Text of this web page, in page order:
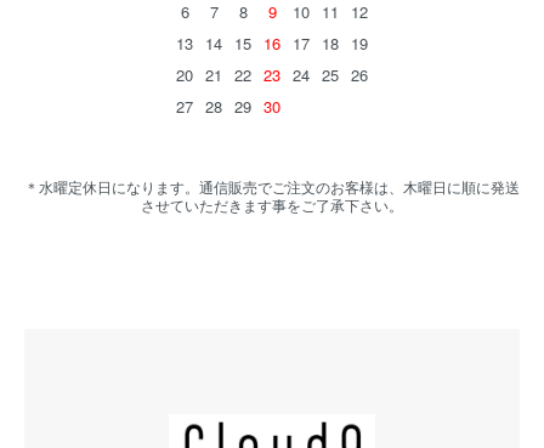
6
7 8 9 10 11
12
13 14 15 16 17 18 19
20 21 22 23 24 25 26
27 28 29 30
＊水曜定休日になります。通信販売でご注文のお客様は、木曜日に順に発送
させていただきます事をご了承下さい。